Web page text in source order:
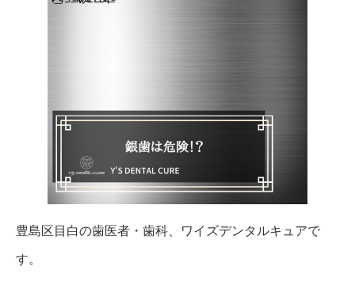
豊島区目白の歯医者・歯科、ワイズデンタルキュアで
す。